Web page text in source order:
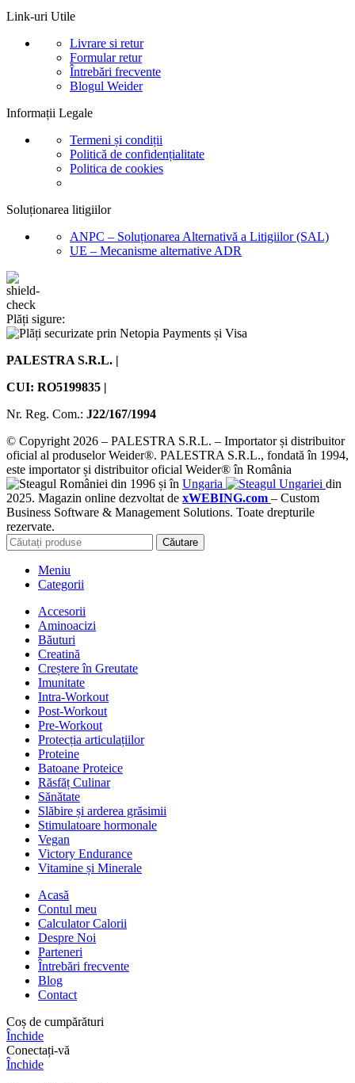
Link-uri Utile
Livrare si retur
Formular retur
Întrebări frecvente
Blogul Weider
Informații Legale
Termeni și condiții
Politică de confidențialitate
Politica de cookies
Soluționarea litigiilor
ANPC – Soluționarea Alternativă a Litigiilor (SAL)
UE – Mecanisme alternative ADR
Plăți sigure:
PALESTRA S.R.L. |
CUI: RO5199835 |
Nr. Reg. Com.: J22/167/1994
© Copyright 2026 – PALESTRA S.R.L. – Importator și distribuitor
oficial al produselor Weider®. PALESTRA S.R.L., fondată în 1994,
este importator și distribuitor oficial Weider® în România
din 1996 și în Ungaria
din
2025. Magazin online dezvoltat de xWEBING.com – Custom
Business Software & Management Solutions. Toate drepturile
rezervate.
Căutare
Meniu
Categorii
Accesorii
Aminoacizi
Băuturi
Creatină
Creștere în Greutate
Imunitate
Intra-Workout
Post-Workout
Pre-Workout
Protecția articulațiilor
Proteine
Batoane Proteice
Răsfăț Culinar
Sănătate
Slăbire și arderea grăsimii
Stimulatoare hormonale
Vegan
Victory Endurance
Vitamine și Minerale
Acasă
Contul meu
Calculator Calorii
Despre Noi
Parteneri
Întrebări frecvente
Blog
Contact
Coș de cumpărături
Închide
Conectați-vă
Închide